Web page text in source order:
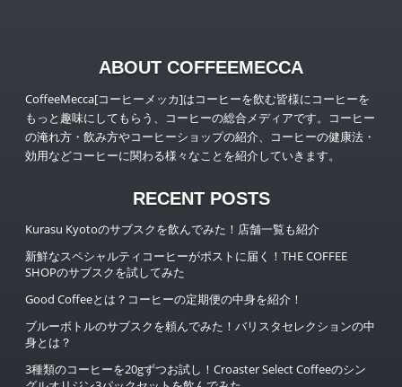
ABOUT COFFEEMECCA
CoffeeMecca[コーヒーメッカ]はコーヒーを飲む皆様にコーヒーを
もっと趣味にしてもらう、コーヒーの総合メディアです。コーヒー
の淹れ方・飲み方やコーヒーショップの紹介、コーヒーの健康法・
効用などコーヒーに関わる様々なことを紹介していきます。
RECENT POSTS
Kurasu Kyotoのサブスクを飲んでみた！店舗一覧も紹介
新鮮なスペシャルティコーヒーがポストに届く！THE COFFEE
SHOPのサブスクを試してみた
Good Coffeeとは？コーヒーの定期便の中身を紹介！
ブルーボトルのサブスクを頼んでみた！バリスタセレクションの中
身とは？
3種類のコーヒーを20gずつお試し！Croaster Select Coffeeのシン